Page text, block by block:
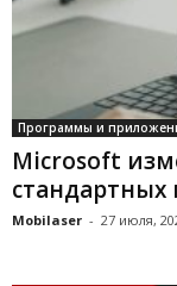
Программы и
Microsoft
Mobilaser - 27 июля,